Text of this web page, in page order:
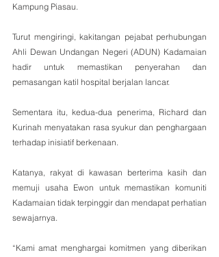
Kampung Piasau.
Turut mengiringi, kakitangan pejabat perhubungan
Ahli Dewan Undangan Negeri (ADUN) Kadamaian
hadir untuk memastikan penyerahan dan
pemasangan katil hospital berjalan lancar.
Sementara itu, kedua-dua penerima, Richard dan
Kurinah menyatakan rasa syukur dan penghargaan
terhadap inisiatif berkenaan.
Katanya, rakyat di kawasan berterima kasih dan
memuji usaha Ewon untuk memastikan komuniti
Kadamaian tidak terpinggir dan mendapat perhatian
sewajarnya.
“Kami amat menghargai komitmen yang diberikan